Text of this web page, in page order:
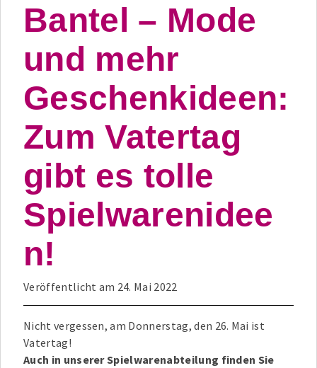
Bantel – Mode
und mehr
Geschenkideen:
Zum Vatertag
gibt es tolle
Spielwarenidee
n!
Veröffentlicht am 24. Mai 2022
Nicht vergessen, am Donnerstag, den 26. Mai ist
Vatertag!
Auch in unserer Spielwarenabteilung finden Sie